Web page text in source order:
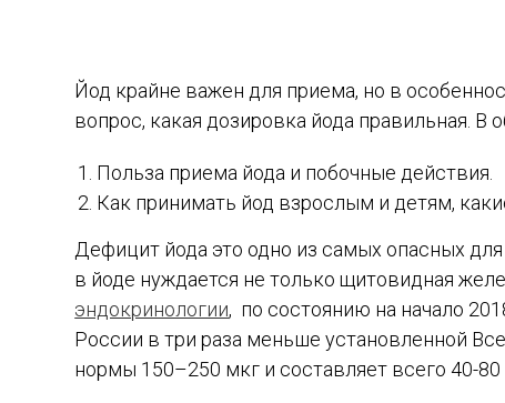
Йод крайне важен для приема, но в
вопрос, какая дозировка йода правильная. В
Польза приема йода и побочные действия.
Как принимать йод взрослым и детям,
Дефицит йода это одно из самых опасных
в йоде нуждается не только щитовидная
эндокринологии, по состоянию на начало
России в три раза меньше установленной
нормы 150–250 мкг и составляет всего 40-80